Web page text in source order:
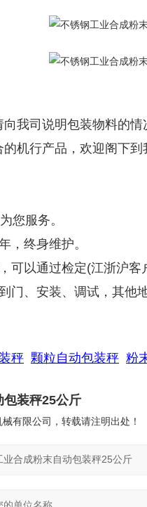
我司说明包装物料的
机行产品，欢迎阁下
您服务。
，终身维护。
可以通过检定(江浙沪客
门、安装、调试，其他
秤 颗粒自动包装秤 粉
包装秤25公斤
有限公司，转载请注明出处！